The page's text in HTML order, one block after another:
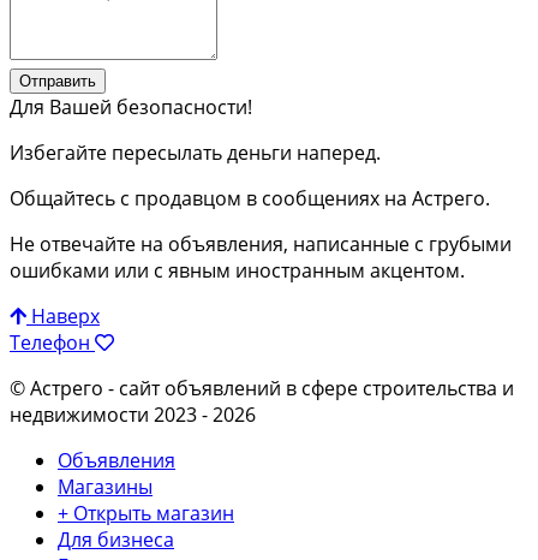
Отправить
Для Вашей безопасности!
Избегайте пересылать деньги наперед.
Общайтесь с продавцом в сообщениях на Астрего.
Не отвечайте на объявления, написанные с грубыми
ошибками или с явным иностранным акцентом.
Наверх
Телефон
© Астрего - сайт объявлений в сфере строительства и
недвижимости 2023 - 2026
Объявления
Магазины
+ Открыть магазин
Для бизнеса